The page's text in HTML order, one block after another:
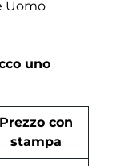
Uomo
uno
Prezzo con
stampa